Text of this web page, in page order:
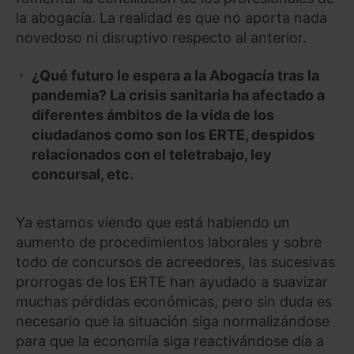
la abogacía. La realidad es que no aporta nada
novedoso ni disruptivo respecto al anterior.
¿Qué futuro le espera a la Abogacía tras la
pandemia? La crisis sanitaria ha afectado a
diferentes ámbitos de la vida de los
ciudadanos como son los ERTE, despidos
relacionados con el teletrabajo, ley
concursal, etc.
Ya estamos viendo que está habiendo un
aumento de procedimientos laborales y sobre
todo de concursos de acreedores, las sucesivas
prorrogas de los ERTE han ayudado a suavizar
muchas pérdidas económicas, pero sin duda es
necesario que la situación siga normalizándose
para que la economía siga reactivándose día a